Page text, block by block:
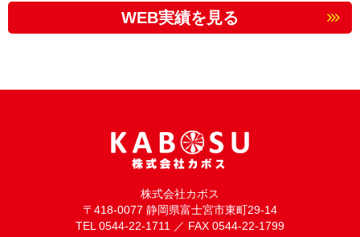
WEB実績を見る
株式会社カボス
〒418-0077 静岡県富士宮市東町29-14
TEL 0544-22-1711 ／ FAX 0544-22-1799